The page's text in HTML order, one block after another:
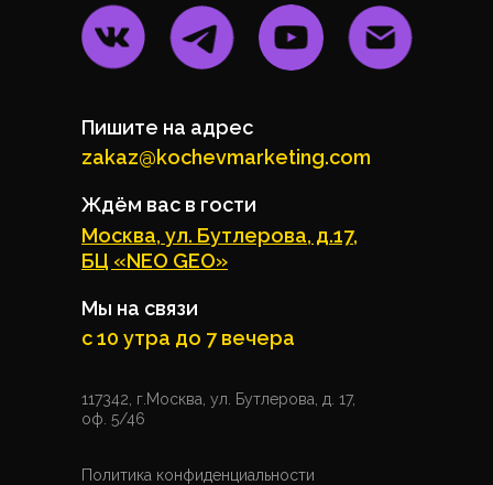
117342, г.Москва, ул. Бутлерова, д. 17,
оф. 5/46
Политика конфиденциальности
Пишите на адрес
zakaz@kochevmarketing.com
Ждём вас в гости
Москва, ул. Бутлерова, д.17,
БЦ «NEO GEO»
Мы на связи
с 10 утра до 7 вечера